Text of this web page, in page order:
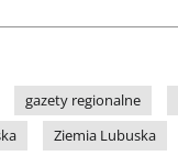
gazety regionalne
Ziemia Lubuska